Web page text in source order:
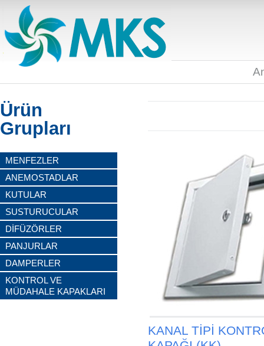
Ürün
Grupları
MENFEZLER
ANEMOSTADLAR
KUTULAR
SUSTURUCULAR
DİFÜZÖRLER
PANJURLAR
DAMPERLER
KONTROL VE
MÜDAHALE KAPAKLARI
KANAL TİPİ